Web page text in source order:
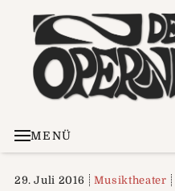
MENÜ
29. Juli 2016 Musiktheater